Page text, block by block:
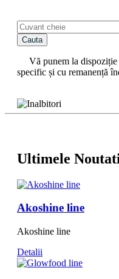
Cauta
Vă punem la dispoziție
specific și cu remanență
Ultimele
Akoshine line
Akoshine line
Detalii